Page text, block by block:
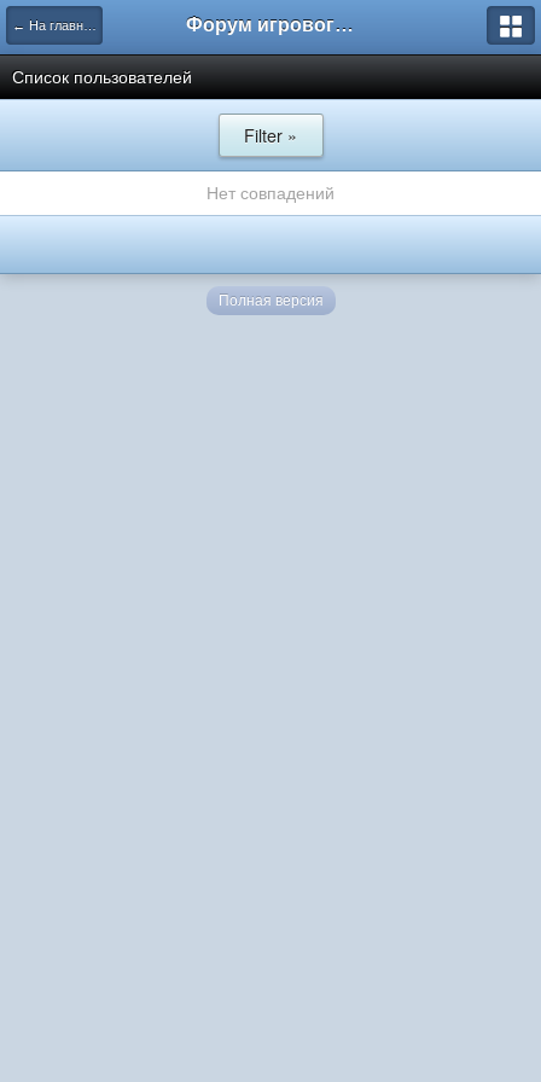
← На главную Форум игрового проекта Riverrise
Список пользователей
Filter »
Нет совпадений
Полная версия